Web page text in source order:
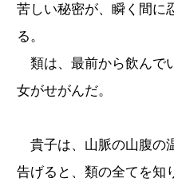
苦しい秘密が、瞬く間に
る。
類は、最前から飲んで
女がせがんだ。
貴子は、山脈の山腹の
告げると、類の全てを知